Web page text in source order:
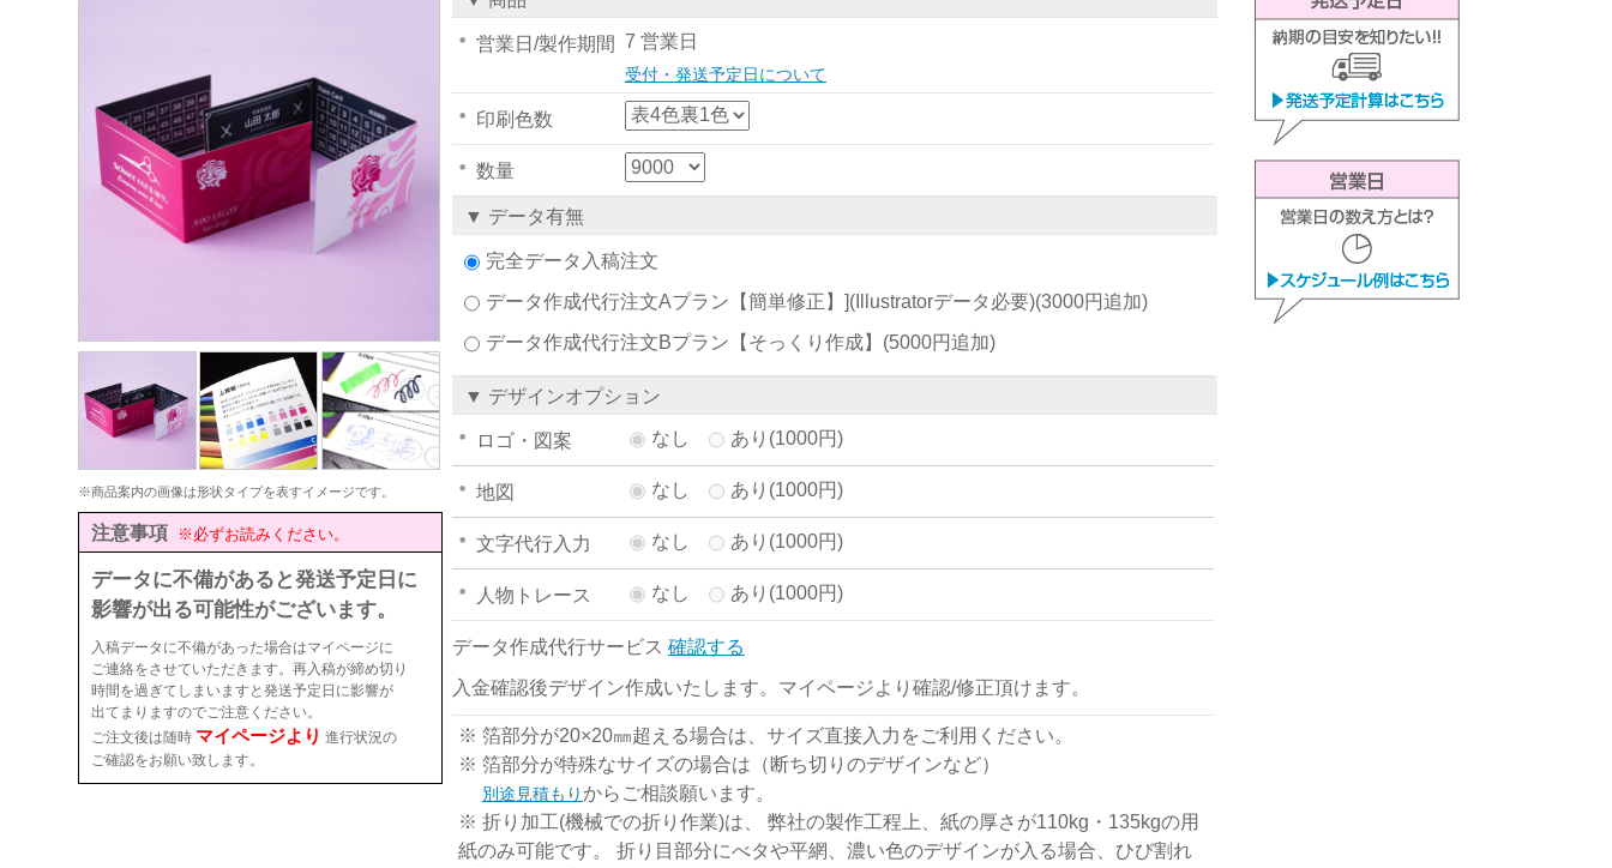
※商品案内の画像は形状タイプを表すイメージです。
注意事項 ※必ずお読みください。
データに不備があると発送予定日に
影響が出る可能性がございます。
入稿データに不備があった場合はマイページに
ご連絡をさせていただきます。再入稿が締め切り
時間を過ぎてしまいますと発送予定日に影響が
出てまりますのでご注意ください。
ご注文後は随時 マイページより 進行状況の
ご確認をお願い致します。
営業日/製作期間 7 営業日
受付・発送予定日について
印刷色数
数量
▼ データ有無
完全データ入稿注文
データ作成代行注文Aプラン【簡単修正】](Illustratorデータ必要)(3000円追加)
データ作成代行注文Bプラン【そっくり作成】 (5000円追加)
▼ デザインオプション
ロゴ・図案 なし あり(1000円)
地図 なし あり(1000円)
文字代行入力 なし あり(1000円)
人物トレース なし あり(1000円)
データ作成代行サービス 確認する
入金確認後デザイン作成いたします。マイページより確認/修正頂けます。
※ 箔部分が20×20㎜超える場合は、サイズ直接入力をご利用ください。
※ 箔部分が特殊なサイズの場合は（断ち切りのデザインなど）
別途見積もりからご相談願います。
※ 折り加工(機械での折り作業)は、 弊社の製作工程上、紙の厚さが110kg・135kgの用
紙のみ可能です。 折り目部分にべタや平網、濃い色のデザインが入る場合、ひび割れ